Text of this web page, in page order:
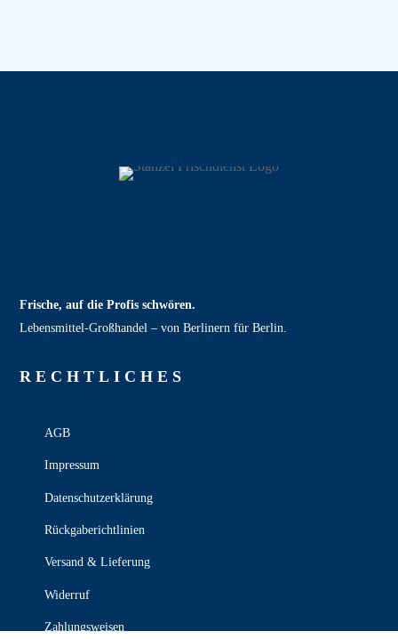
Frische, auf die Profis schwören.
Lebensmittel‑Großhandel – von Berlinern für Berlin.
RECHT­LICHES
AGB
Impressum
Datenschutzerklärung
Rückgaberichtlinien
Versand & Lieferung
Widerruf
Zahlungsweisen